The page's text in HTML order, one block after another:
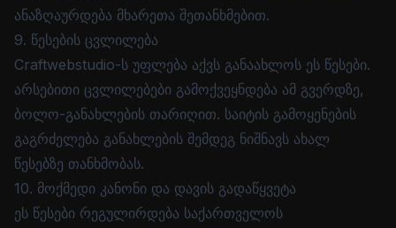
ანაზღაურდება მხარეთა შეთანხმებით.
9. წესების ცვლილება
Craftwebstudio-ს უფლება აქვს განაახლოს ეს წესები.
არსებითი ცვლილებები გამოქვეყნდება ამ გვერდზე,
ბოლო-განახლების თარიღით. საიტის გამოყენების
გაგრძელება განახლების შემდეგ ნიშნავს ახალ
წესებზე თანხმობას.
10. მოქმედი კანონი და დავის გადაწყვეტა
ეს წესები რეგულირდება საქართველოს